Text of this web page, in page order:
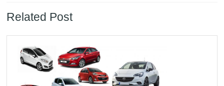
post:
Related Post